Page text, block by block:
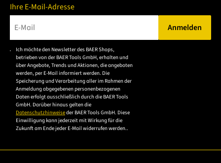
Ihre E-Mail-Adresse
Bitte geben Sie eine gültige E-Mail-Adresse ein.
Anmelden
Ich möchte den Newsletter des BAER Shops,
betrieben von der BAER Tools GmbH, erhalten und
über Angebote, Trends und Aktionen, die angeboten
werden, per E-Mail informiert werden. Die
Speicherung und Verarbeitung aller im Rahmen der
Anmeldung abgegebenen personenbezogenen
Daten erfolgt ausschließlich durch die BAER Tools
GmbH. Darüber hinaus gelten die
Datenschutzhinweiseder BAER Tools GmbH. Diese
Einwilligung kann jederzeit mit Wirkung für die
Zukunft am Ende jeder E-Mail widerrufen werden..